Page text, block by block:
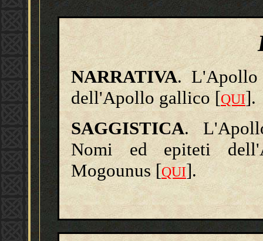
NARRATIVA.
dell'Apollo gallico [QUI].
SAGGISTICA.
Nomi ed epiteti
Mogounus [QUI].